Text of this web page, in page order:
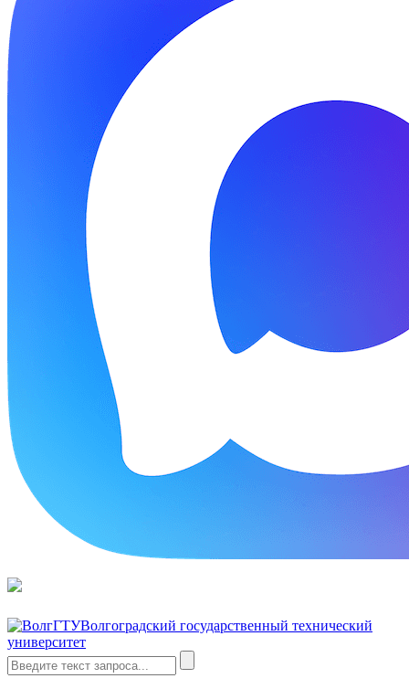
Волгоградский государственный технический
университет